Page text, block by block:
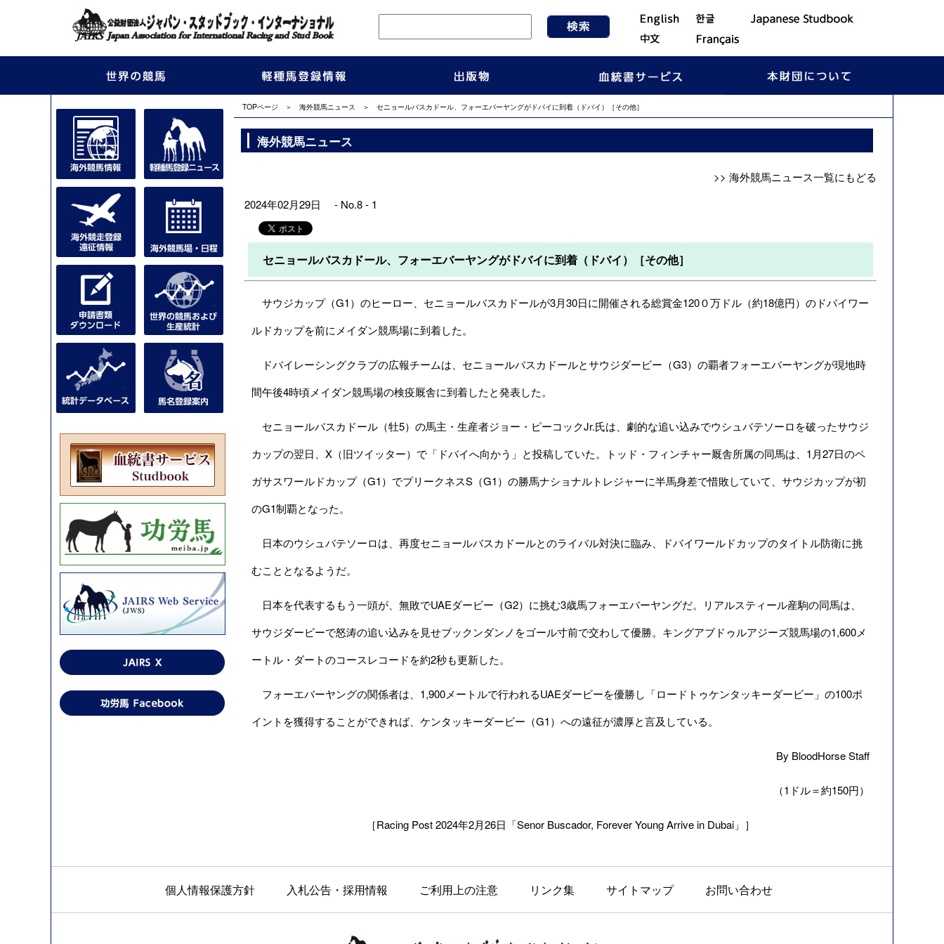
TOPページ ＞ 海外競馬ニュース ＞ セニョールバスカドール、フォーエバーヤングがドバイに到着（ドバイ）［その他］
海外競馬ニュース
>> 海外競馬ニュース一覧にもどる
2024年02月29日 - No.8 - 1
セニョールバスカドール、フォーエバーヤングがドバイに到着（ドバイ）［その他］
サウジカップ（G1）のヒーロー、セニョールバスカドールが3月30日に開催される総賞金120０万ドル（約18億円）のドバイワー
ルドカップを前にメイダン競馬場に到着した。
ドバイレーシングクラブの広報チームは、セニョールバスカドールとサウジダービー（G3）の覇者フォーエバーヤングが現地時
間午後4時頃メイダン競馬場の検疫厩舎に到着したと発表した。
セニョールバスカドール（牡5）の馬主・生産者ジョー・ピーコックJr.氏は、劇的な追い込みでウシュバテソーロを破ったサウジ
カップの翌日、X（旧ツイッター）で「ドバイへ向かう」と投稿していた。トッド・フィンチャー厩舎所属の同馬は、1月27日のペ
ガサスワールドカップ（G1）でプリークネスS（G1）の勝馬ナショナルトレジャーに半馬身差で惜敗していて、サウジカップが初
のG1制覇となった。
日本のウシュバテソーロは、再度セニョールバスカドールとのライバル対決に臨み、ドバイワールドカップのタイトル防衛に挑
むこととなるようだ。
日本を代表するもう一頭が、無敗でUAEダービー（G2）に挑む3歳馬フォーエバーヤングだ。リアルスティール産駒の同馬は、
サウジダービーで怒涛の追い込みを見せブックンダンノをゴール寸前で交わして優勝。キングアブドゥルアジーズ競馬場の1,600メ
ートル・ダートのコースレコードを約2秒も更新した。
フォーエバーヤングの関係者は、1,900メートルで行われるUAEダービーを優勝し「ロードトゥケンタッキーダービー」の100ポ
イントを獲得することができれば、ケンタッキーダービー（G1）への遠征が濃厚と言及している。
By BloodHorse Staff
（1ドル＝約150円）
［Racing Post 2024年2月26日「Senor Buscador, Forever Young Arrive in Dubai」］
個人情報保護方針 入札公告・採用情報 ご利用上の注意 リンク集 サイトマップ お問い合わせ